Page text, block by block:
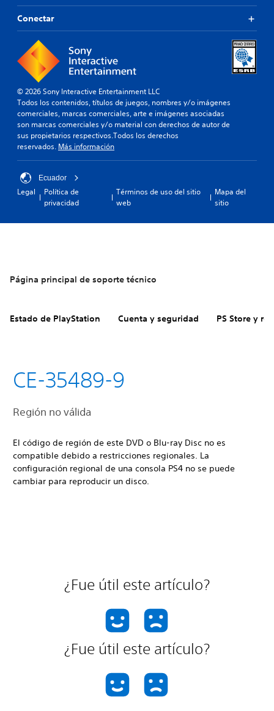
Conectar
© 2026 Sony Interactive Entertainment LLC
Todos los contenidos, títulos de juegos, nombres y/o imágenes
comerciales, marcas comerciales, arte e imágenes asociadas
son marcas comerciales y/o material con derechos de autor de
sus propietarios respectivos.Todos los derechos
reservados. Más información
Ecuador
Legal
Política de
privacidad
Términos de uso del sitio
web
Mapa del
sitio
Página principal de soporte técnico
Estado de PlayStation Cuenta y seguridad PS Store y
CE-35489-9
Región no válida
El código de región de este DVD o Blu-ray Disc no es
compatible debido a restricciones regionales. La
configuración regional de una consola PS4 no se puede
cambiar para reproducir un disco.
¿Fue útil este artículo?
¿Fue útil este artículo?